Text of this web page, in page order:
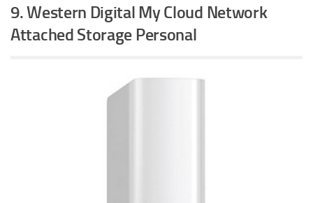
9. Western Digital My Cloud Network
Attached Storage Personal